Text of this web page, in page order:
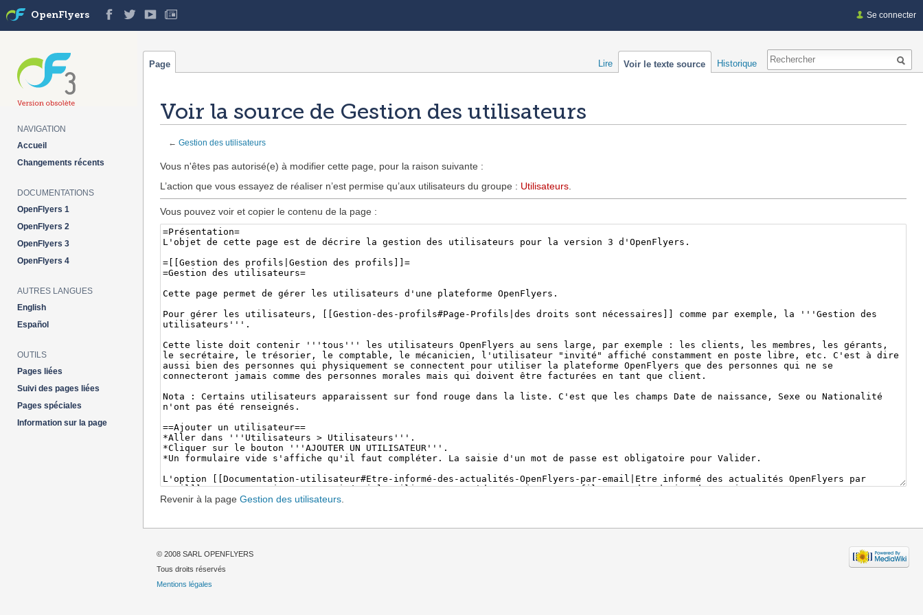
Voir la source de Gestion des utilisateurs
← Gestion des utilisateurs
Vous n'êtes pas autorisé(e) à modifier cette page, pour la raison suivante :
L’action que vous essayez de réaliser n’est permise qu’aux utilisateurs du groupe : Utilisateurs.
Vous pouvez voir et copier le contenu de la page :
Revenir à la page Gestion des utilisateurs.
Se connecter
Page Lire Voir le texte source Historique
OpenFlyers
NAVIGATION
Accueil
Changements récents
DOCUMENTATIONS
OpenFlyers 1
OpenFlyers 2
OpenFlyers 3
OpenFlyers 4
AUTRES LANGUES
English
Español
OUTILS
Pages liées
Suivi des pages liées
Pages spéciales
Information sur la page
© 2008 SARL OPENFLYERS
Tous droits réservés
Mentions légales